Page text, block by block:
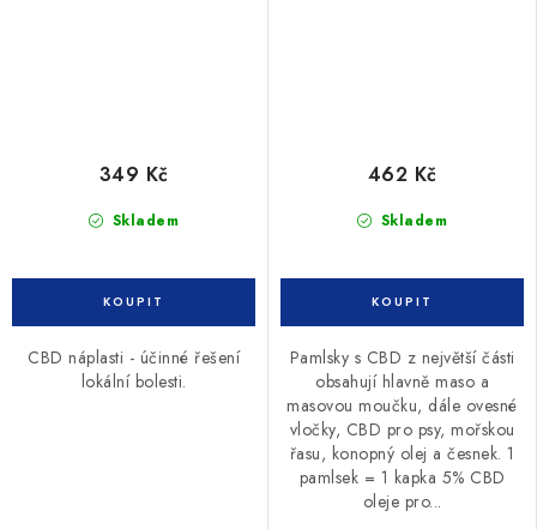
Skladem
349 Kč
CBD náplasti - účinné řešení
lokální bolesti.
Skladem
462 Kč
Pamlsky s CBD z největší části
obsahují hlavně maso a
masovou moučku, dále ovesné
vločky, CBD pro psy, mořskou
řasu, konopný olej a česnek. 1
pamlsek = 1 kapka 5% CBD
oleje pro...